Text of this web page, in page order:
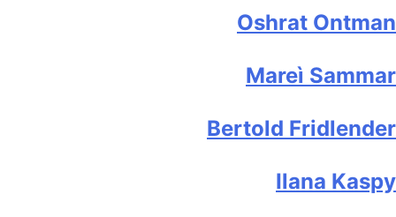
Oshrat Ontman
Mareì Sammar
Bertold Fridlender
Ilana Kaspy